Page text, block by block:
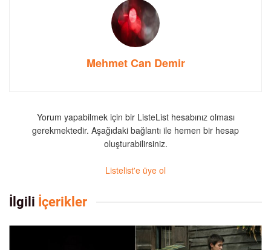
Mehmet Can Demir
Yorum yapabilmek için bir ListeList hesabınız olması
gerekmektedir. Aşağıdaki bağlantı ile hemen bir hesap
oluşturabilirsiniz.
Listelist'e üye ol
İlgili İçerikler